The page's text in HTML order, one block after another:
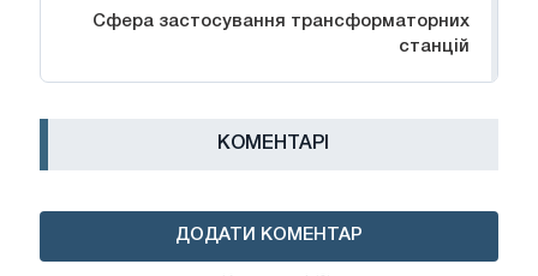
Сфера застосування трансформаторних
станцій
КОМЕНТАРІ
ДОДАТИ КОМЕНТАР